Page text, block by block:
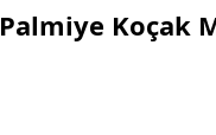
Palmiye Koçak